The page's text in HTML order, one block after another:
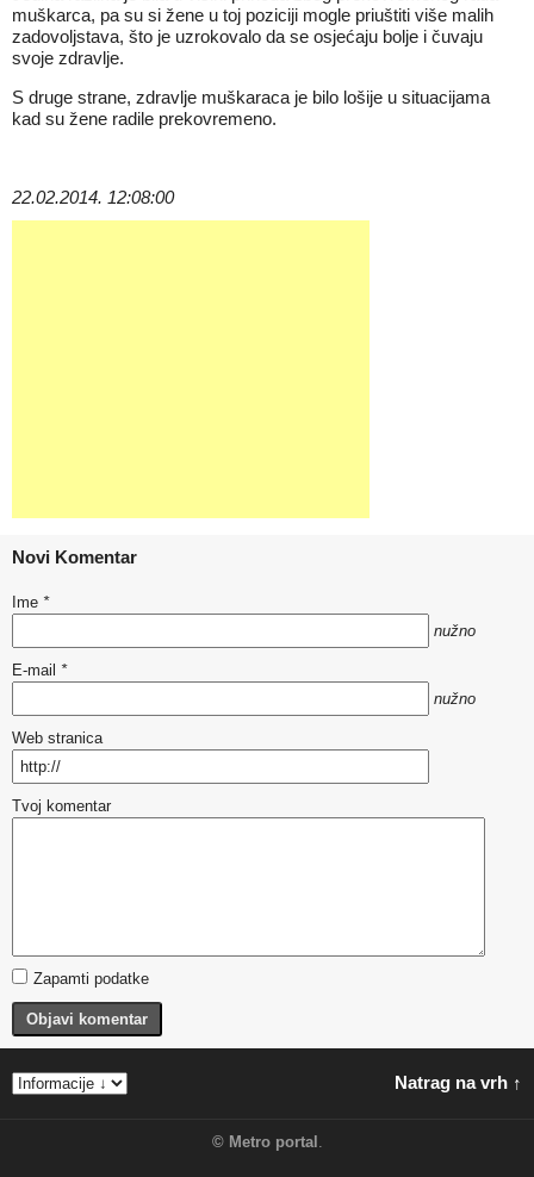
muškarca, pa su si žene u toj poziciji mogle priuštiti više malih
zadovoljstava, što je uzrokovalo da se osjećaju bolje i čuvaju
svoje zdravlje.
S druge strane, zdravlje muškaraca je bilo lošije u situacijama
kad su žene radile prekovremeno.
22.02.2014. 12:08:00
Novi Komentar
Ime *
nužno
E-mail *
nužno
Web stranica
Tvoj komentar
Zapamti podatke
Objavi komentar
Natrag na vrh ↑
© Metro portal .